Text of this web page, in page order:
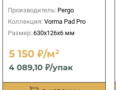
Производитель: Pergo
Коллекция: Vorma Pad Pro
Размер: 630x126x6 мм
5 150 ₽/м²
4 089,10 ₽/упак